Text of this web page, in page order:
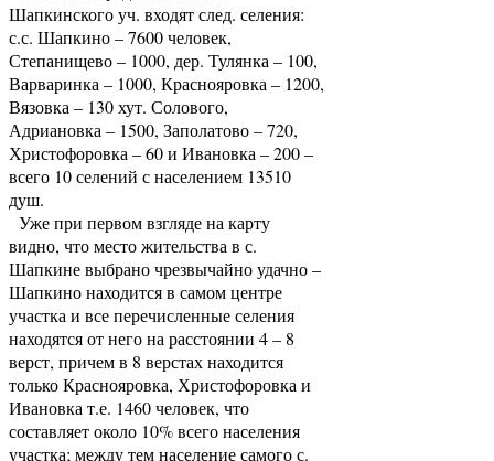
Шапкинского уч. входят след. селения:
с.с. Шапкино – 7600 человек,
Степанищево – 1000, дер. Тулянка – 100,
Варваринка – 1000, Краснояровка – 1200,
Вязовка – 130 хут. Солового,
Адриановка – 1500, Заполатово – 720,
Христофоровка – 60 и Ивановка – 200 –
всего 10 селений с населением 13510
душ.
Уже при первом взгляде на карту
видно, что место жительства в с.
Шапкине выбрано чрезвычайно удачно –
Шапкино находится в самом центре
участка и все перечисленные селения
находятся от него на расстоянии 4 – 8
верст, причем в 8 верстах находится
только Краснояровка, Христофоровка и
Ивановка т.е. 1460 человек, что
составляет около 10% всего населения
участка; между тем население самого с.